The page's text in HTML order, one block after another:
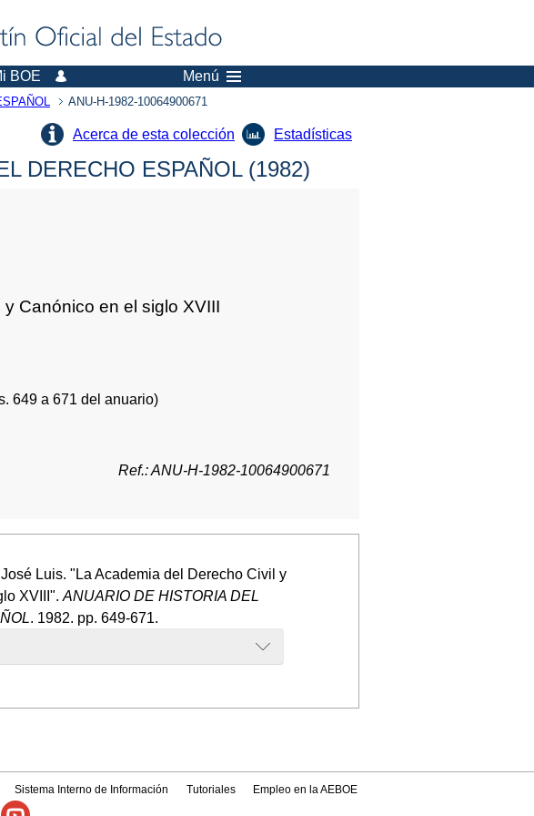
BOE Menú
ANU-H-1982-10064900671
Acerca de esta colección Estadísticas
DERECHO ESPAÑOL (1982)
Canónico en el siglo XVIII
649 a 671 del anuario)
Ref.: ANU-H-1982-10064900671
Luis. "La Academia del Derecho Civil y
XVIII".ANUARIO DE HISTORIA DEL
. 1982. pp. 649-671.
Sistema Interno de Información Tutoriales Empleo en la AEBOE